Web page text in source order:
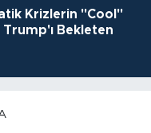
Krizlerin "Cool"
Bekleten